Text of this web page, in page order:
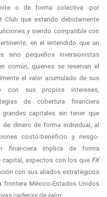
o de forma colectiva -por
Club que estando debidamente
y siendo compatible con
en el entendido que un
sino pequeños inversionistas
común, quienes se reservan el
el valor acumulado de sus
con sus propios intereses,
de cobertura financiera
capitales sin tener que
de dinero de forma individual, al
costo-beneficio y riesgo-
financiera implica de forma
aspectos con los que FX
con sus aliados estratégicos
México-Estados Unidos
cadenas de valor.